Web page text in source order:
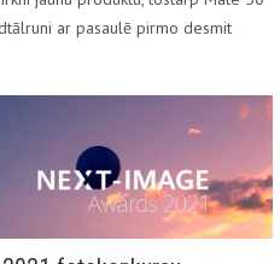
ar pasaulē pirmo desmit